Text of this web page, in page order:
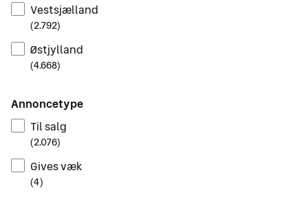
Vestsjælland
(2.792)
Østjylland
(4.668)
Annoncetype
Til salg
(2.076)
Gives væk
(4)